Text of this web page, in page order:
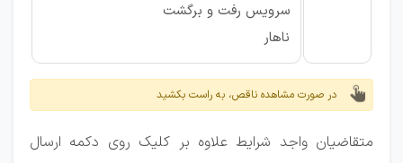
سرویس رفت و برگشت
ناهار
در صورت مشاهده ناقص، به راست بکشید
متقاضیان واجد شرایط علاوه بر کلیک روی دکمه ارسال